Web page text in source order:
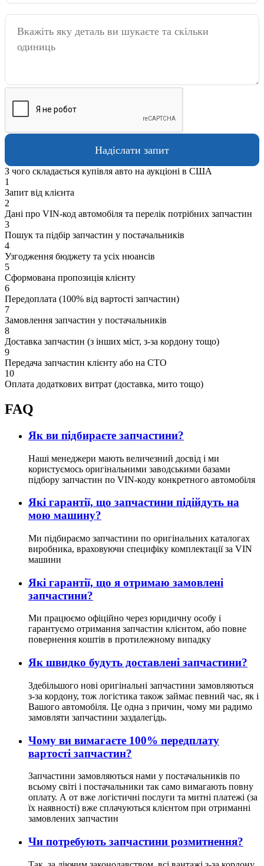
З чого складається купівля авто на аукціоні в США
1
Запит від клієнта
2
Дані про VIN-код автомобіля та перелік потрібних запчастин
3
Пошук та підбір запчастин у постачальників
4
Узгодження бюджету та усіх нюансів
5
Сформована пропозиція клієнту
6
Передоплата (100% від вартості запчастин)
7
Замовлення запчастин у постачальників
8
Доставка запчастин (з інших міст, з-за кордону тощо)
9
Передача запчастин клієнту або на СТО
10
Оплата додаткових витрат (доставка, мито тощо)
FAQ
Як ви підбираєте запчастини?
Наші менеджери мають величезний досвід і ми
користуємось оригінальними заводськими базами
підбору запчастин по VIN-коду конкретного автомобіля
Які гарантії, що запчастини підійдуть на
мою машину?
Ми підбираємо запчастини по оригінальних каталогах
виробника, враховуючи специфіку комплектації за VIN
машини
Які гарантії, що я отримаю замовлені
запчастини?
Ми працюємо офіційно через юридичну особу і
гарантуємо отримання запчастин клієнтом, або повне
повернення коштів в протилежному випадку
Як швидко будуть доставлені запчастини?
Здебільшого нові оригінальні запчастини замовляються
з-за кордону, тож логістика також займає певний час, як і
Вашого автомобіля. Це одна з причин, чому ми радимо
замовляти запчастини заздалегідь.
Чому ви вимагаєте 100% передплату
вартості запчастин?
Запчастини замовляються нами у постачальників по
всьому світі і постачальники так само вимагають повну
оплату. А от вже логістичні послуги та митні платежі (за
їх наявності) вже сплачуються клієнтом при отриманні
замовлених запчастин
Чи потребують запчастини розмитнення?